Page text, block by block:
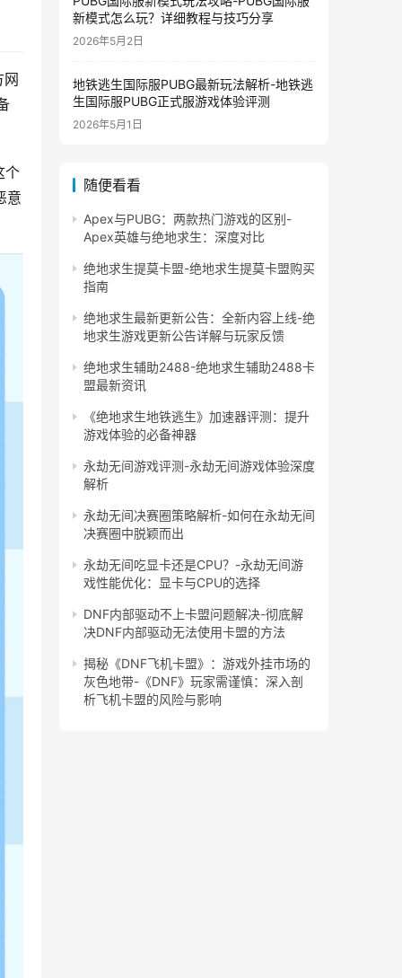
个
意
新模式怎么玩？详细教程与技巧分享
2026年5月2日
地铁逃生国际服PUBG最新玩法解析-地铁逃
生国际服PUBG正式服游戏体验评测
2026年5月1日
随便看看
Apex与PUBG：两款热门游戏的区别-
Apex英雄与绝地求生：深度对比
绝地求生提莫卡盟-绝地求生提莫卡盟购买
指南
绝地求生最新更新公告：全新内容上线-绝
地求生游戏更新公告详解与玩家反馈
绝地求生辅助2488-绝地求生辅助2488卡
盟最新资讯
《绝地求生地铁逃生》加速器评测：提升
游戏体验的必备神器
永劫无间游戏评测-永劫无间游戏体验深度
解析
永劫无间决赛圈策略解析-如何在永劫无间
决赛圈中脱颖而出
永劫无间吃显卡还是CPU？-永劫无间游
戏性能优化：显卡与CPU的选择
DNF内部驱动不上卡盟问题解决-彻底解
决DNF内部驱动无法使用卡盟的方法
揭秘《DNF飞机卡盟》：游戏外挂市场的
灰色地带-《DNF》玩家需谨慎：深入剖
析飞机卡盟的风险与影响